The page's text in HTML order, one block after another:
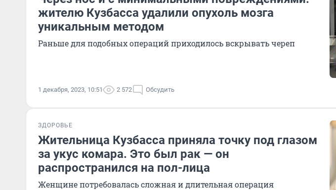
жителю Кузбасса удалили опухоль мозга
уникальным методом
Раньше для подобных операций приходилось вскрывать череп
1 декабря, 2023, 10:51 2 572 Обсудить
ЗДОРОВЬЕ
Жительница Кузбасса приняла точку под глазом
за укус комара. Это был рак — он
распространился на пол-лица
Женщине потребовалась сложная и длительная операция